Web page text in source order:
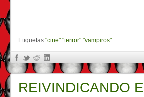
Etiquetas:"cine" "terror" "vampiros"
REIVINDICANDO